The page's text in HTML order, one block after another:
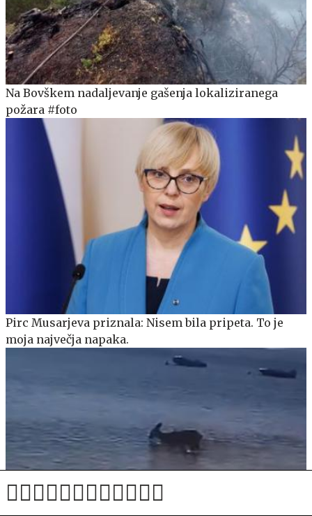
Na Bovškem nadaljevanje gašenja lokaliziranega
požara #foto
Pirc Musarjeva priznala: Nisem bila pripeta. To je
moja največja napaka.